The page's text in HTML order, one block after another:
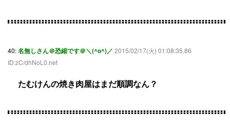
40:名無しさん＠恐縮です＠＼(^o^)／ 2015/02/17(火) 01:08:35.86
ID:zC/dhNoL0.net
たむけんの焼き肉屋はまだ順調なん？